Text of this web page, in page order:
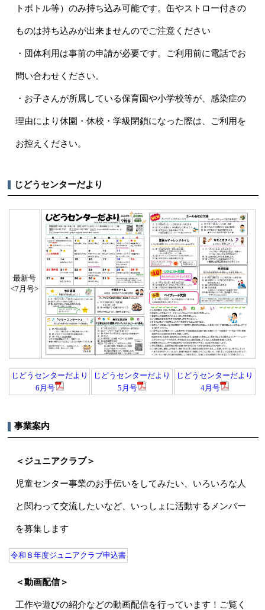
トボトル等）のみ持ち込み可能です。缶やストロー付きの
ものは持ち込みが出来ませんのでご注意ください
・団体利用は事前の申請が必要です。ご利用前に電話でお
問い合わせください。
・お子さんが所属している保育園や小学校等が、感染症の
理由により休園・休校・学級閉鎖になった際は、ご利用を
お控えください。
じどうセンターだより
最新号
<7月号>
じどうセンターだより
6月号
じどうセンターだより
5月号
じどうセンターだより
4月号
事業案内
＜ジュニアクラブ＞
児童センター事業のお手伝いをしてみたい、いろいろな人
と関わって交流したいなど、いっしょに活動するメンバー
を募集します
令和８年度ジュニアクラブ申込書
＜動画配信＞
工作や遊びの紹介などの動画配信を行っています！ご覧く